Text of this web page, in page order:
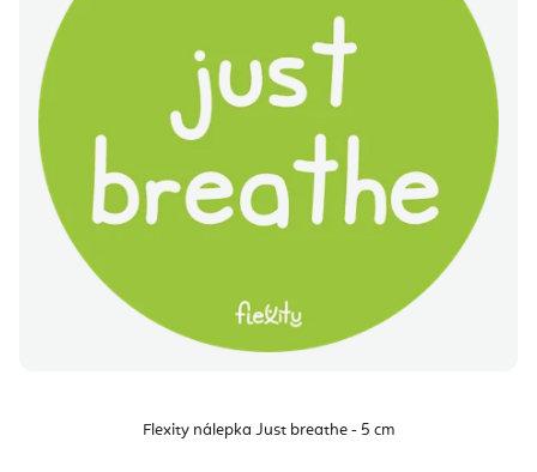
Flexity nálepka Just breathe - 5 cm